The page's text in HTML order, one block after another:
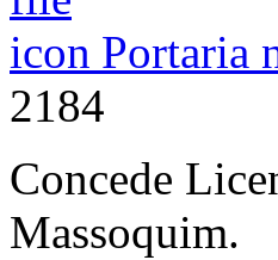
Portaria
2184
Concede
Massoquim.